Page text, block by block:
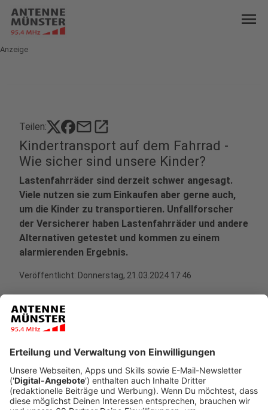
menu
Anzeige
Teilen: mailopen_in_new
Kindertransport auf dem Fahrrad -
Wie sicher sind unsere Kinder?
Lastenfahrräder sind derzeit schwer angesagt.
Viele nutzen sie zum Einkaufen aber gerne auch,
um die Kinder zu transportieren. Unfallforscher
der Versicherer haben Lastenfahrräder und andere
Alternativen getestet und kommen zu einem
alarmierenden Ergebnis.
Veröffentlicht: Donnerstag, 21.03.2024 17:46
Anzeige
Gerade die beliebten Lastenfahrräder sind
gefährlich für Kinder
Anzeige